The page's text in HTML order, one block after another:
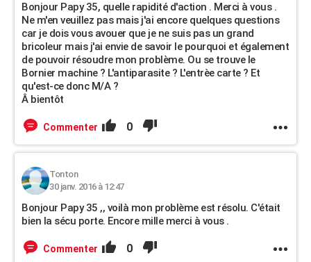
Bonjour Papy 35, quelle rapidité d'action . Merci à vous .
Ne m'en veuillez pas mais j'ai encore quelques questions
car je dois vous avouer que je ne suis pas un grand
bricoleur mais j'ai envie de savoir le pourquoi et également
de pouvoir résoudre mon problème. Ou se trouve le
Bornier machine ? L'antiparasite ? L'entrèe carte ? Et
qu'est-ce donc M/A ?
Â bientôt
Commenter 0
Tonton
30 janv. 2016 à 12:47
Bonjour Papy 35 ,, voilà mon problème est résolu. C'était
bien la sécu porte. Encore mille merci à vous .
Commenter 0